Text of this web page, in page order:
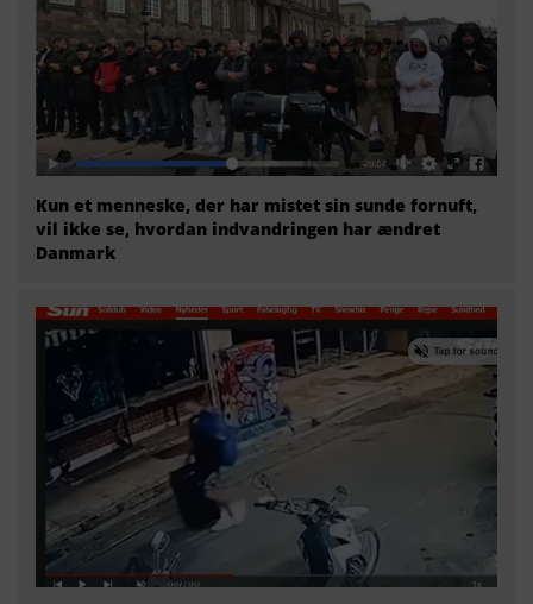
Kun et menneske, der har mistet sin sunde fornuft,
vil ikke se, hvordan indvandringen har ændret
Danmark